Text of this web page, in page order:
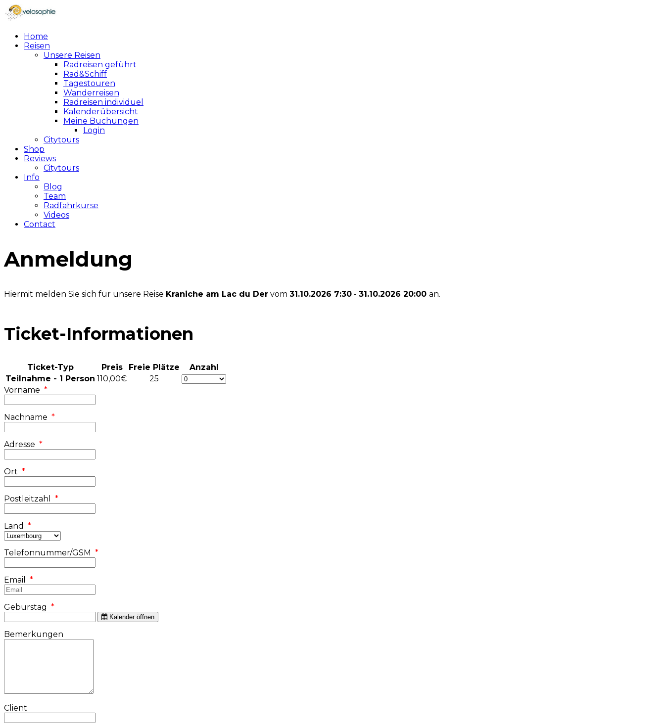
Home
Reisen
Unsere Reisen
Radreisen geführt
Rad&Schiff
Tagestouren
Wanderreisen
Radreisen individuel
Kalenderübersicht
Meine Buchungen
Login
Citytours
Shop
Reviews
Citytours
Info
Blog
Team
Radfahrkurse
Videos
Contact
Anmeldung
Hiermit melden Sie sich für unsere Reise Kraniche am Lac du Der vom 31.10.2026 7:30 - 31.10.2026 20:00 an.
Ticket-Informationen
Ticket-Typ Preis Freie Plätze
Anzahl
Teilnahme - 1 Person 110,00€
25
Vorname *
Nachname *
Adresse *
Ort *
Postleitzahl *
Land *
Telefonnummer/GSM *
Email *
Geburstag *
Kalender öffnen
Bemerkungen
Client